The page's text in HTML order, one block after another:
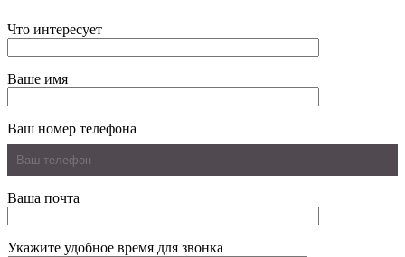
Что интересует
Ваше имя
Ваш номер телефона
Ваша почта
Укажите удобное время для звонка